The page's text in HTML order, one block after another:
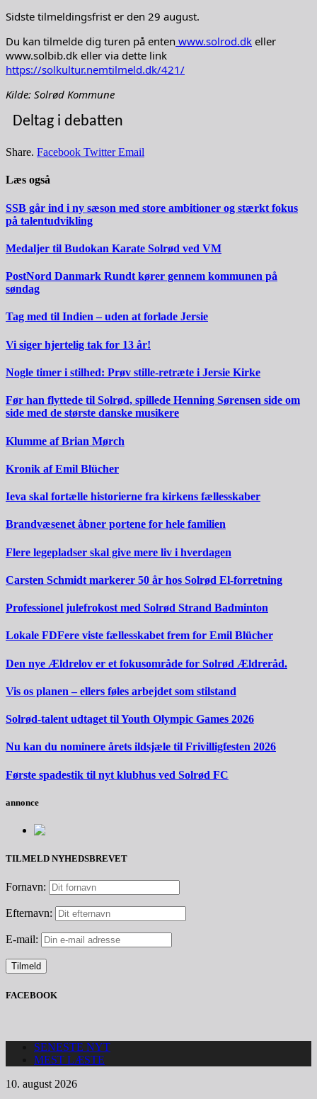
Sidste tilmeldingsfrist er den 29 august.
Du kan tilmelde dig turen på enten www.solrod.dk eller
www.solbib.dk eller via dette link
https://solkultur.nemtilmeld.dk/421/
Kilde: Solrød Kommune
Deltag i debatten
Share. Facebook Twitter Email
Læs også
SSB går ind i ny sæson med store ambitioner og stærkt fokus
på talentudvikling
Medaljer til Budokan Karate Solrød ved VM
PostNord Danmark Rundt kører gennem kommunen på
søndag
Tag med til Indien – uden at forlade Jersie
Vi siger hjertelig tak for 13 år!
Nogle timer i stilhed: Prøv stille-retræte i Jersie Kirke
Før han flyttede til Solrød, spillede Henning Sørensen side om
side med de største danske musikere
Klumme af Brian Mørch
Kronik af Emil Blücher
Ieva skal fortælle historierne fra kirkens fællesskaber
Brandvæsenet åbner portene for hele familien
Flere legepladser skal give mere liv i hverdagen
Carsten Schmidt markerer 50 år hos Solrød El-forretning
Professionel julefrokost med Solrød Strand Badminton
Lokale FDFere viste fællesskabet frem for Emil Blücher
Den nye Ældrelov er et fokusområde for Solrød Ældreråd.
Vis os planen – ellers føles arbejdet som stilstand
Solrød-talent udtaget til Youth Olympic Games 2026
Nu kan du nominere årets ildsjæle til Frivilligfesten 2026
Første spadestik til nyt klubhus ved Solrød FC
annonce
TILMELD NYHEDSBREVET
Fornavn:
Efternavn:
E-mail:
FACEBOOK
SENESTE NYT
MEST LÆSTE
10. august 2026